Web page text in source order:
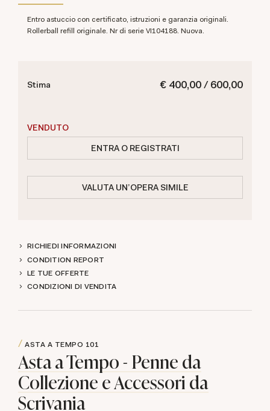
Entro astuccio con certificato, istruzioni e garanzia originali.
Rollerball refill originale. Nr di serie VI104188. Nuova.
€ 400,00 / 600,00
Stima
VENDUTO
ENTRA O REGISTRATI
VALUTA UN'OPERA SIMILE
RICHIEDI INFORMAZIONI
CONDITION REPORT
LE TUE OFFERTE
CONDIZIONI DI VENDITA
ASTA A TEMPO 101
Asta a Tempo - Penne da
Collezione e Accessori da
Scrivania